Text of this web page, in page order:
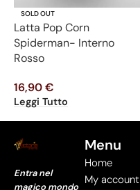
SOLD OUT
Latta Pop Corn
Spiderman- Interno
Rosso
16,90€
Leggi Tutto
Entra nel
magico mondo
Menu
Home
My account